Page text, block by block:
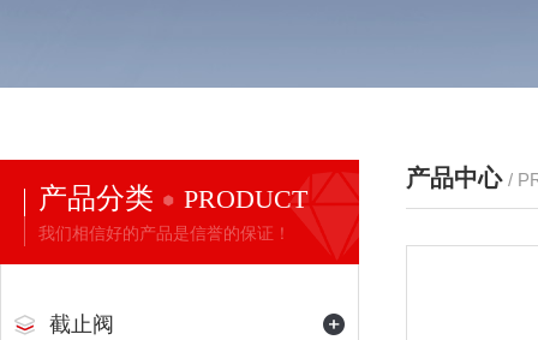
产品分类 PRODUCT
我们相信好的产品是信誉的保证！
截止阀
产品中心 /